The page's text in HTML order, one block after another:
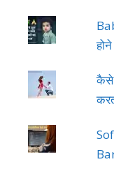
कैसे